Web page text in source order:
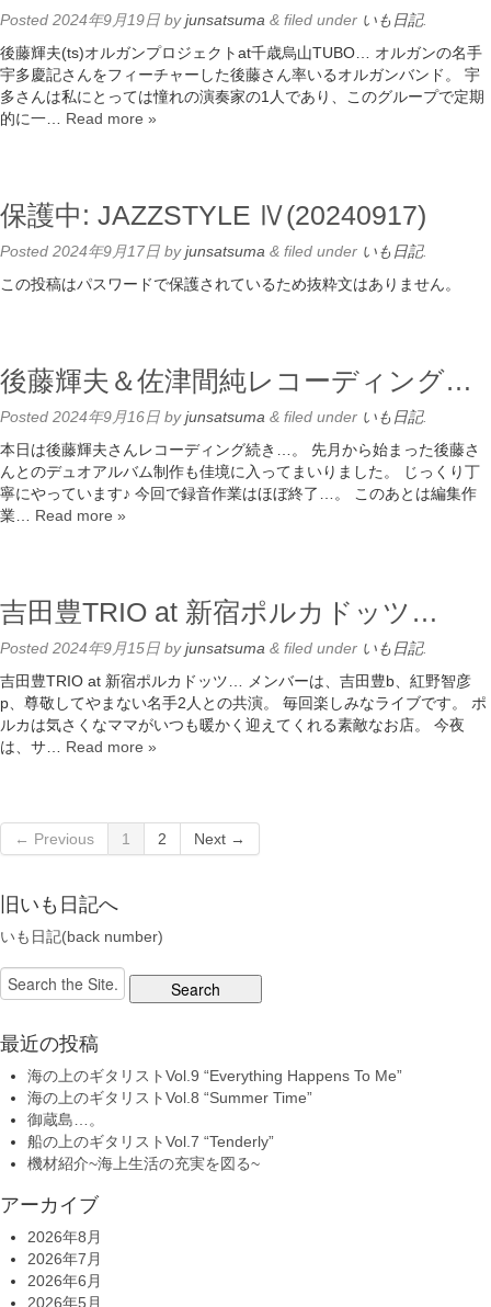
Posted 2024年9月19日 byjunsatsuma & filed under いも日記.
後藤輝夫(ts)オルガンプロジェクトat千歳烏山TUBO… オルガンの名手
宇多慶記さんをフィーチャーした後藤さん率いるオルガンバンド。 宇
多さんは私にとっては憧れの演奏家の1人であり、このグループで定期
的に一… Read more »
保護中: JAZZSTYLE Ⅳ(20240917)
Posted 2024年9月17日 byjunsatsuma & filed under いも日記.
この投稿はパスワードで保護されているため抜粋文はありません。
後藤輝夫＆佐津間純レコーディング…
Posted 2024年9月16日 byjunsatsuma & filed under いも日記.
本日は後藤輝夫さんレコーディング続き…。 先月から始まった後藤さ
んとのデュオアルバム制作も佳境に入ってまいりました。 じっくり丁
寧にやっています♪ 今回で録音作業はほぼ終了…。 このあとは編集作
業… Read more »
吉田豊TRIO at 新宿ポルカドッツ…
Posted 2024年9月15日 byjunsatsuma & filed under いも日記.
吉田豊TRIO at 新宿ポルカドッツ… メンバーは、吉田豊b、紅野智彦
p、尊敬してやまない名手2人との共演。 毎回楽しみなライブです。 ポ
ルカは気さくなママがいつも暖かく迎えてくれる素敵なお店。 今夜
は、サ… Read more »
← Previous 1 2 Next →
旧いも日記へ
いも日記(back number)
Search
for:
最近の投稿
海の上のギタリストVol.9 “Everything Happens To Me”
海の上のギタリストVol.8 “Summer Time”
御蔵島…。
船の上のギタリストVol.7 “Tenderly”
機材紹介~海上生活の充実を図る~
アーカイブ
2026年8月
2026年7月
2026年6月
2026年5月